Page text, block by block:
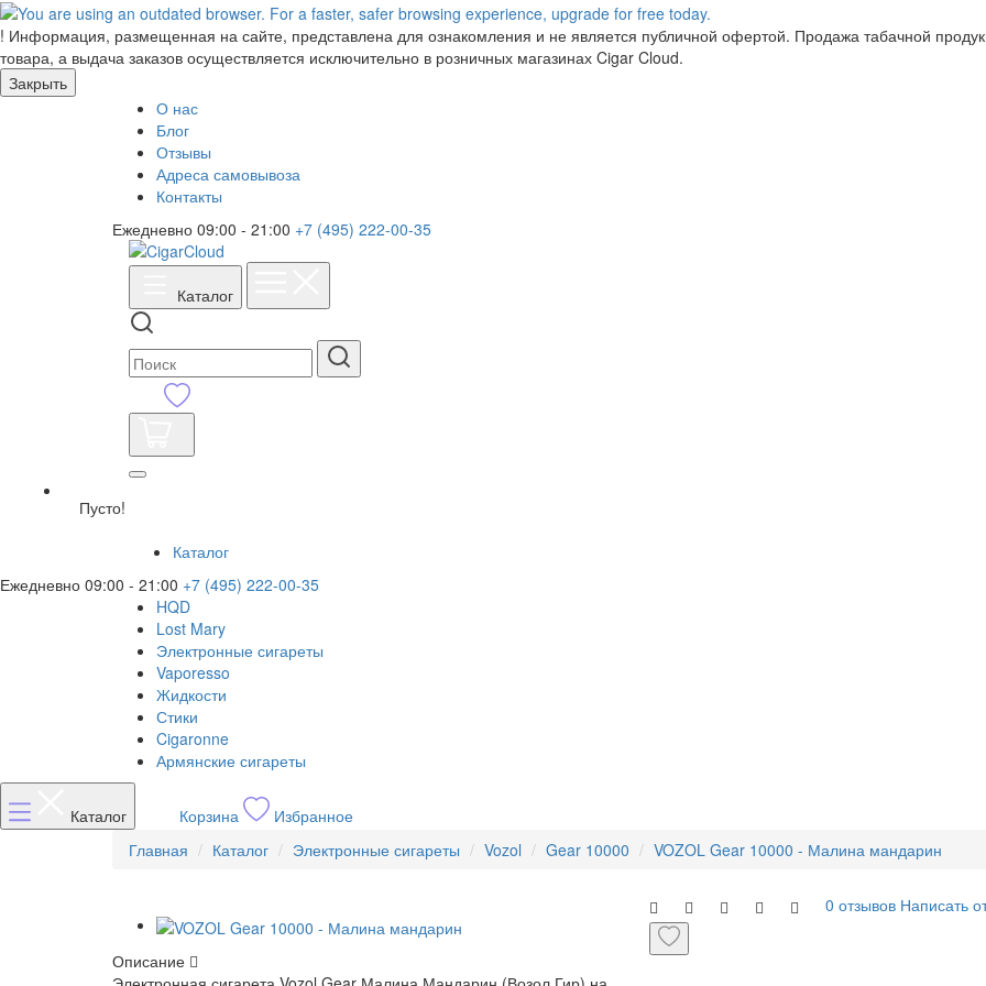
! Информация, размещенная на сайте, представлена для ознакомления и не является публичной офертой. Продажа табачной
товара, а выдача заказов осуществляется исключительно в розничных магазинах Cigar Cloud.
Закрыть
О нас
Блог
Отзывы
Адреса самовывоза
Контакты
Ежедневно 09:00 - 21:00 +7 (495) 222-00-35
Каталог
Пусто!
Каталог
Ежедневно 09:00 - 21:00 +7 (495) 222-00-35
HQD
Lost Mary
Электронные сигареты
Vaporesso
Жидкости
Стики
Cigaronne
Армянские сигареты
Каталог Корзина
Избранное
Главная
Каталог Электронные сигареты Vozol Gear 10000 VOZOL Gear 10000 - Малина мандарин
Описание
0 отзывов Написать